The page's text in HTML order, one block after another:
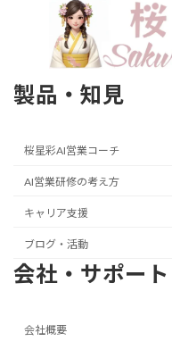
製品・知見
桜星彩AI営業コーチ
AI営業研修の考え方
キャリア支援
ブログ・活動
会社・サポート
会社概要